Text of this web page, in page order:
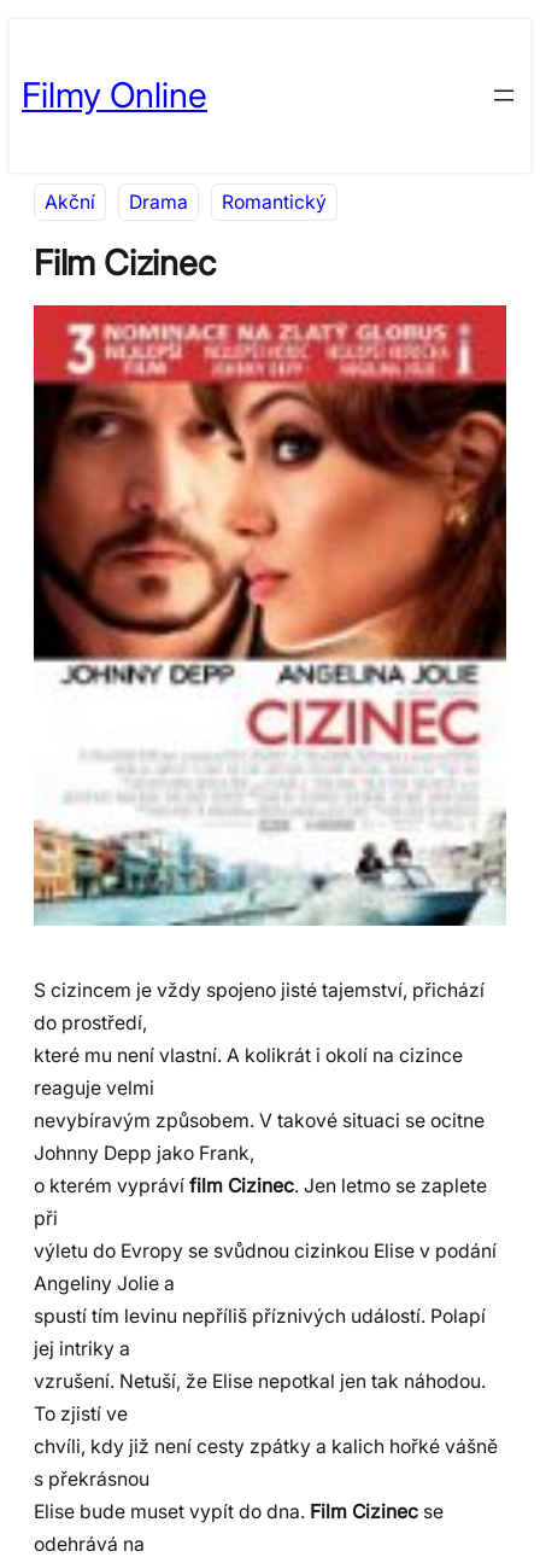
obsah
content
Filmy Online
Akční Drama Romantický
Film Cizinec
S cizincem je vždy spojeno jisté tajemství, přichází
do prostředí,
které mu není vlastní. A kolikrát i okolí na cizince
reaguje velmi
nevybíravým způsobem. V takové situaci se ocitne
Johnny Depp jako Frank,
o kterém vypráví film Cizinec. Jen letmo se zaplete
při
výletu do Evropy se svůdnou cizinkou Elise v podání
Angeliny Jolie a
spustí tím levinu nepříliš příznivých událostí. Polapí
jej intriky a
vzrušení. Netuší, že Elise nepotkal jen tak náhodou.
To zjistí ve
chvíli, kdy již není cesty zpátky a kalich hořké vášně
s překrásnou
Elise bude muset vypít do dna. Film Cizinec se
odehrává na